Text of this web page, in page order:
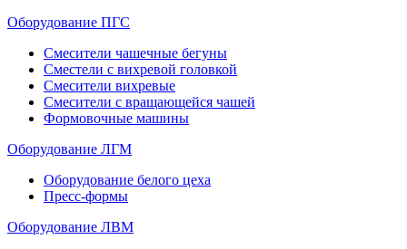
Оборудование ПГС
Смесители чашечные бегуны
Сместели с вихревой головкой
Смесители вихревые
Смесители с вращающейся чашей
Формовочные машины
Оборудование ЛГМ
Оборудование белого цеха
Пресс-формы
Оборудование ЛВМ